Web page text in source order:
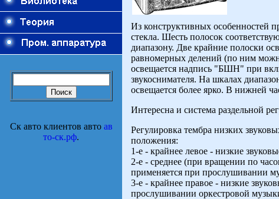
Ск авто клиентов авто ав
то-ск.рф.
Из конструктивных особенностей
стекла. Шесть полосок
диапазону. Две крайние полоски
равномерных делений (по ним
освещается надпись "БШН" при
звукоснимателя. На шкалах
освещается более ярко. В нижней
Интересна и система раздельной
Регулировка тембра низких
положения:
1-е - крайнее левое - низкие
2-е - среднее (при вращении по
применяется при прослушивании
3-е - крайнее правое - низкие
прослушивании оркестровой